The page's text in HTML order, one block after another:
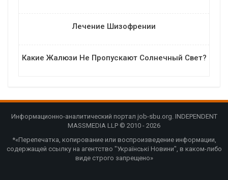
Лечение Шизофрении
Какие Жалюзи Не Пропускают Солнечный Свет?
Информационно-аналитический портал job-sbu.org. INDEPENDENT
MASSMEDIA LLP © 2010 - 2026
*«Перепечатка, копирование или воспроизведение информации,
содержащей ссылку на агентство "Українські Новини", в каком-либо
виде строго запрещено»